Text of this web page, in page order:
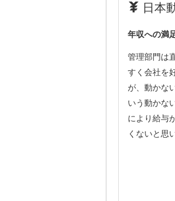
日本
年収への満
管理部門は
すく会社を
が、動かな
いう動かな
により給与
くないと思